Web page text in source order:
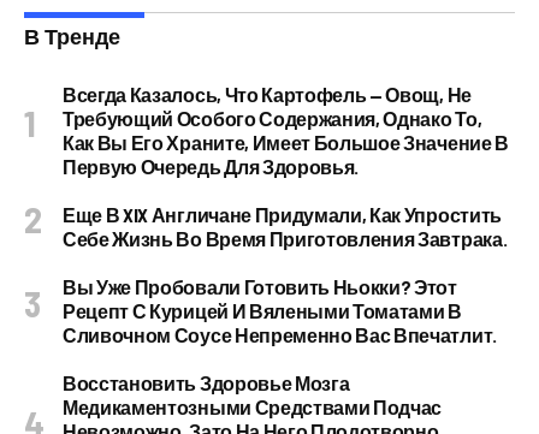
В Тренде
Всегда Казалось, Что Картофель — Овощ, Не
Требующий Особого Содержания, Однако То,
Как Вы Его Храните, Имеет Большое Значение В
Первую Очередь Для Здоровья.
Еще В XIX Англичане Придумали, Как Упростить
Себе Жизнь Во Время Приготовления Завтрака.
Вы Уже Пробовали Готовить Ньокки? Этот
Рецепт С Курицей И Вялеными Томатами В
Сливочном Соусе Непременно Вас Впечатлит.
Восстановить Здоровье Мозга
Медикаментозными Средствами Подчас